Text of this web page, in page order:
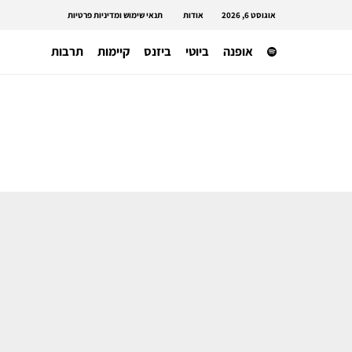
אוגוסט 6, 2026 אודות תנאי שימוש ומדיניות פרטיות
אופנה ביוטי ביזנס קיימות תרבות